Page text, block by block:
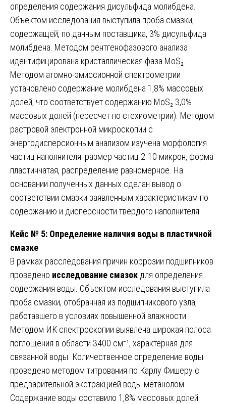
определения содержания дисульфида молибдена.
Объектом исследования выступила проба смазки,
содержащей, по данным поставщика, 3% дисульфида
молибдена. Методом рентгенофазового анализа
идентифицирована кристаллическая фаза MoS₂.
Методом атомно-эмиссионной спектрометрии
установлено содержание молибдена 1,8% массовых
долей, что соответствует содержанию MoS₂ 3,0%
массовых долей (пересчет по стехиометрии). Методом
растровой электронной микроскопии с
энергодисперсионным анализом изучена морфология
частиц наполнителя: размер частиц 2-10 микрон, форма
пластинчатая, распределение равномерное. На
основании полученных данных сделан вывод о
соответствии смазки заявленным характеристикам по
содержанию и дисперсности твердого наполнителя.
Кейс № 5: Определение наличия воды в пластичной
смазке
В рамках расследования причин коррозии подшипников
проведено исследование смазок для определения
содержания воды. Объектом исследования выступила
проба смазки, отобранная из подшипникового узла,
работавшего в условиях повышенной влажности.
Методом ИК-спектроскопии выявлена широкая полоса
поглощения в области 3400 см⁻¹, характерная для
связанной воды. Количественное определение воды
проведено методом титрования по Карлу Фишеру с
предварительной экстракцией воды метанолом.
Содержание воды составило 1,8% массовых долей.